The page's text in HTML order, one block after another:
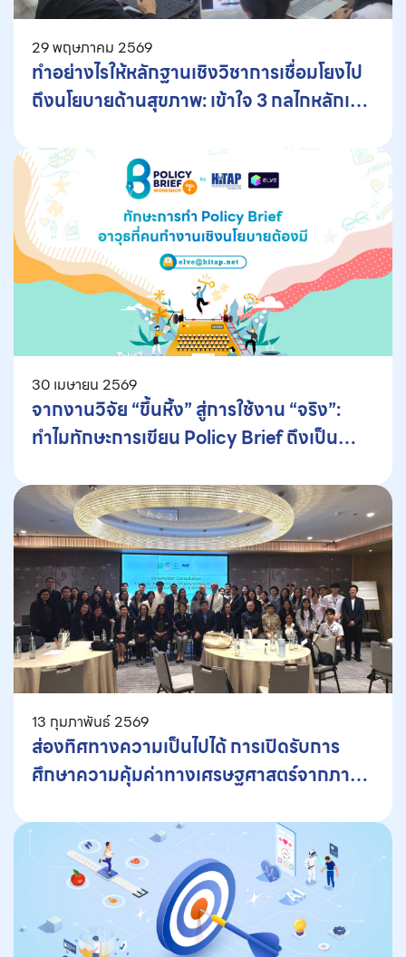
29 พฤษภาคม 2569
ทำอย่างไรให้หลักฐานเชิงวิชาการเชื่อมโยงไป
ถึงนโยบายด้านสุขภาพ: เข้าใจ 3 กลไกหลักเพื่อ
30 เมษายน 2569
จากงานวิจัย “ขึ้นหิ้ง” สู่การใช้งาน “จริง”:
ทำไมทักษะการเขียน Policy Brief ถึงเป็น
13 กุมภาพันธ์ 2569
ส่องทิศทางความเป็นไปได้ การเปิดรับการ
ศึกษาความคุ้มค่าทางเศรษฐศาสตร์จากภาค
ชาติ